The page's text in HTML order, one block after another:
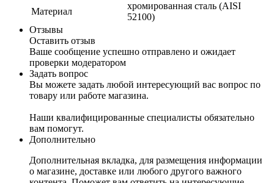
Материал
хромированная сталь (AISI
52100)
Отзывы
Оставить отзыв
Ваше сообщение успешно отправлено и ожидает
проверки модератором
Задать вопрос
Вы можете задать любой интересующий вас вопрос по
товару или работе магазина.
Наши квалифицированные специалисты обязательно
вам помогут.
Дополнительно
Дополнительная вкладка, для размещения информации
о магазине, доставке или любого другого важного